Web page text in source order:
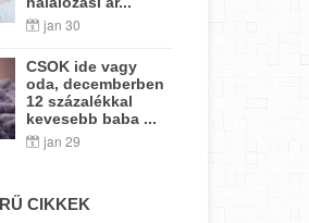
jan 30
CSOK ide vagy
oda, decemberben
12 százalékkal
kevesebb baba ...
jan 29
CIKKEK